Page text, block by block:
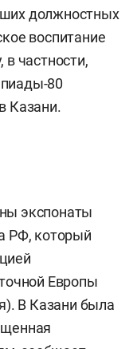
должностных
воспитание
частности,
80
Казани.
экспонаты
РФ, который
Европы
В Казани была